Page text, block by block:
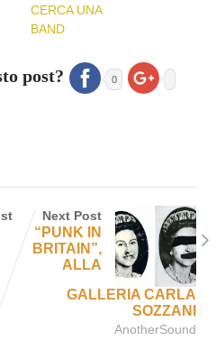
CERCA UNA
BAND
post? 0
Next Post
“PUNK IN
BRITAIN”,
ALLA
GALLERIA CARLA
SOZZANI
AnotherSound